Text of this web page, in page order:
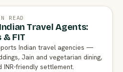
READ
Travel Agents:
& FIT
Indian travel agencies —
Jain and vegetarian dining,
INR-friendly settlement.